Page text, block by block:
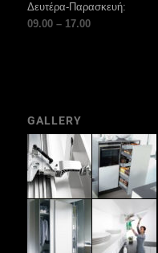
Δευτέρα-Παρασκευή:
09.00 – 17.00
GALLERY